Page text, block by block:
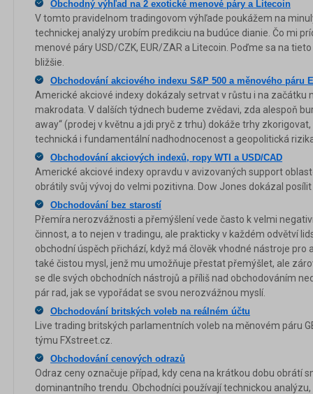
Obchodný výhľad na 2 exotické menové páry a Litecoin
V tomto pravidelnom tradingovom výhľade poukážem na
technickej analýzy urobím predikciu na budúce dianie. Čo mi
menové páry USD/CZK, EUR/ZAR a Litecoin. Poďme sa na
bližšie.
Obchodování akciového indexu S&P 500 a měnového páru
Americké akciové indexy dokázaly setrvat v růstu i na začátku
makrodata. V dalších týdnech budeme zvědavi, zda alespoň
away“ (prodej v květnu a jdi pryč z trhu) dokáže trhy
technická i fundamentální nadhodnocenost a geopolitická
Obchodování akciových indexů, ropy WTI a USD/CAD
Americké akciové indexy opravdu v avizovaných support
obrátily svůj vývoj do velmi pozitivna. Dow Jones dokázal
Obchodování bez starostí
Přemíra nerozvážnosti a přemýšlení vede často k velmi
činnost, a to nejen v tradingu, ale prakticky v každém odvětví
obchodní úspěch přichází, když má člověk vhodné nástroje pro
také čistou mysl, jenž mu umožňuje přestat přemýšlet, ale
se dle svých obchodních nástrojů a příliš nad obchodováním
pár rad, jak se vypořádat se svou nerozvážnou myslí.
Obchodování britských voleb na reálném účtu
Live trading britských parlamentních voleb na měnovém páru
týmu FXstreet.cz.
Obchodování cenových odrazů
Odraz ceny označuje případ, kdy cena na krátkou dobu obrátí
dominantního trendu. Obchodníci používají technickou